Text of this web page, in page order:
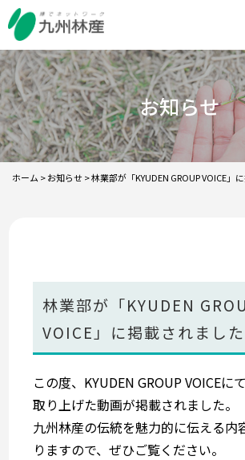
お知らせ
ホーム >お知らせ>林業部が「KYUDEN GROUP VOICE」
林業部が「KYUDEN
VOICE」に掲載されました
この度、KYUDEN GROUP VOICEに
取り上げた動画が掲載されました。
九州林産の伝統を魅力的に伝える内
りますので、ぜひご覧ください。